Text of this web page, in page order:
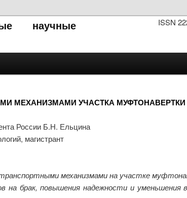
ISSN
научные
МЕХАНИЗМАМИ УЧАСТКА МУФТОНАВЕРТКИ
России Б.Н. Ельцина
магистрант
механизмами на участке
на брак, повышения надежности и уменьшения